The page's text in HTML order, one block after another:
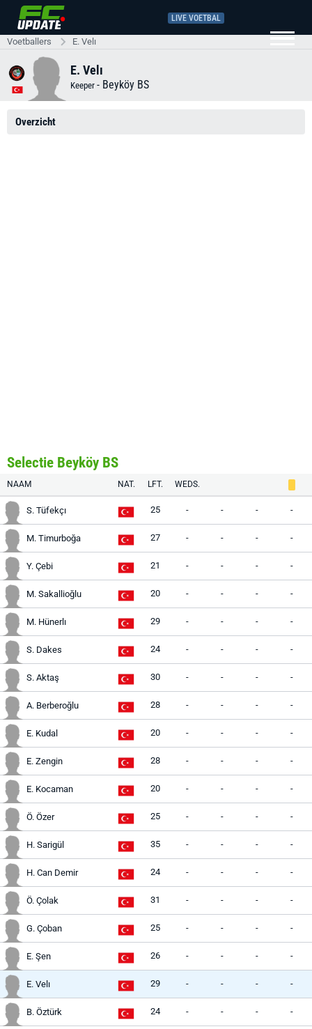
LIVE VOETBAL
Voetballers E. Velı
E. Velı
Keeper - Beyköy BS
Overzicht
Selectie Beyköy BS
NAAM NAT. LFT. WEDS.
S. Tüfekçı 25 - - - -
M. Timurboğa 27 - - - -
Y. Çebi 21 - - - -
M. Sakallioğlu 20 - - - -
M. Hünerlı 29 - - - -
S. Dakes 24 - - - -
S. Aktaş 30 - - - -
A. Berberoğlu 28 - - - -
E. Kudal 20 - - - -
E. Zengin 28 - - - -
E. Kocaman 20 - - - -
Ö. Özer 25 - - - -
H. Sarigül 35 - - - -
H. Can Demir 24 - - - -
Ö. Çolak 31 - - - -
G. Çoban 25 - - - -
E. Şen 26 - - - -
E. Velı 29 - - - -
B. Öztürk 24 - - - -